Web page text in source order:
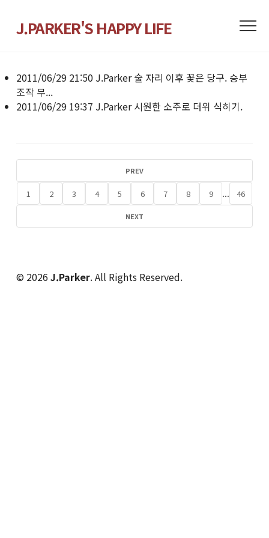
J.PARKER'S HAPPY LIFE
2011/06/29 21:50 J.Parker 술 자리 이후 꽃은 당구. 승부
조작 무...
2011/06/29 19:37 J.Parker 시원한 소주로 더위 식히기.
PREV
1 2 3 4 5 6 7 8 9 ... 46
NEXT
© 2026 J.Parker. All Rights Reserved.